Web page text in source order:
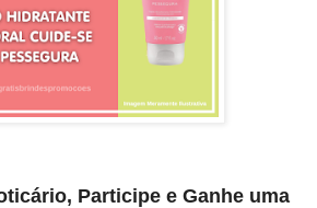
Participe e Ganhe uma